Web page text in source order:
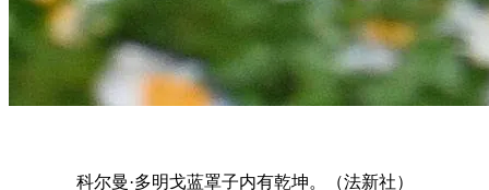
科尔曼·多明戈蓝罩子内有乾坤。（法新社）